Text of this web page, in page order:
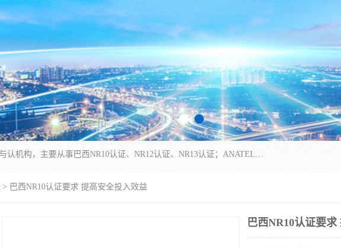
*是一家的测试、评估、检查与认机构，主要从事巴西NR10认证、NR12认证、NR13认证；ANATEL认证、INMTRO认证，欧盟CE认证：MD认证，PED认证，MID认证，ATEX认证，德国蓝色天使认证。
> 巴西NR10认证要求 提高安全投入效益
巴西NR10认证要